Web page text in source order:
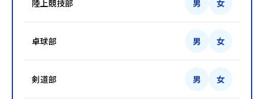
陸上競技部 男 女
卓球部 男 女
剣道部 男 女